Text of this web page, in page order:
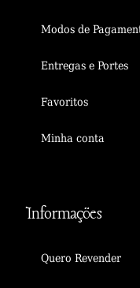
Modos de
Entregas e Portes
Favoritos
Minha conta
Informações
Quero Revender